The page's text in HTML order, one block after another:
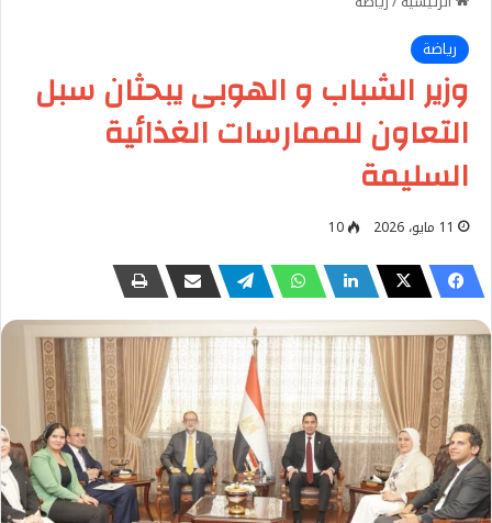
رياضة
وزير الشباب و الهوبى يبحثان سبل
التعاون للممارسات الغذائية
السليمة
11 مايو، 2026 10